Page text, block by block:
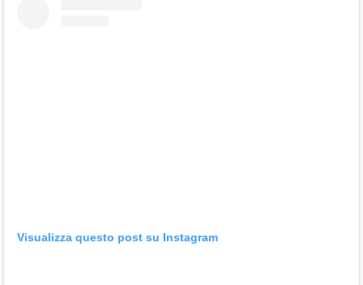
Visualizza questo post su Instagram